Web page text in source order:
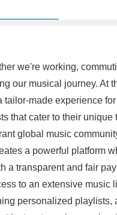
we're working,
our musical journey. At
made experience
cater to their
global music
a powerful platform
transparent and fair
to an extensive
personalized